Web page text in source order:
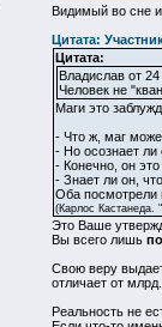
Видимый во сне
Цитата:
Цитата:
Владислав от
Человек не
Маги это
- Что ж, маг
- Но осознает ли
- Конечно, он это
- Знает ли он,
Оба посмотрели
(Карлос Кастанеда.
Это Ваше
Вы всего лишь
Свою веру
отличает от
Реальность не